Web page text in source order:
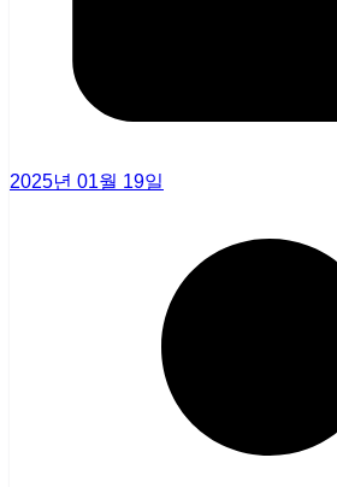
2025년 01월 19일